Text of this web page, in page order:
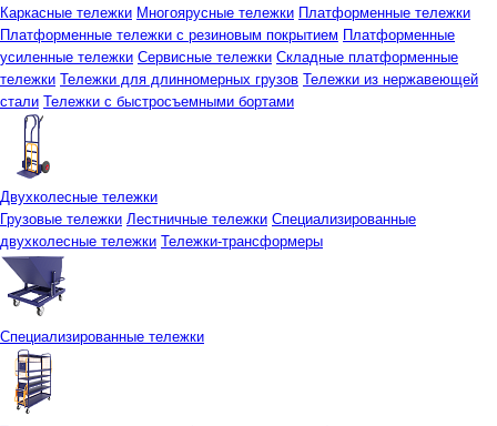
Каркасные тележки Многоярусные тележки Платформенные тележки
Платформенные тележки с резиновым покрытием Платформенные
усиленные тележки Сервисные тележки Складные платформенные
тележки Тележки для длинномерных грузов Тележки из нержавеющей
стали Тележки с быстросъемными бортами
Двухколесные тележки
Грузовые тележки Лестничные тележки Специализированные
двухколесные тележки Тележки-трансформеры
Специализированные тележки